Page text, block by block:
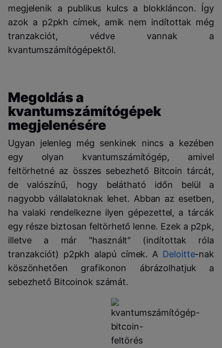
megjelenik a publikus kulcs a blokkláncon. Így
azok a p2pkh címek, amik nem indítottak még
tranzakciót, védve vannak a
kvantumszámítógépektől.
Megoldás a
kvantumszámítógépek
megjelenésére
Ugyan jelenleg még senkinek nincs a kezében
egy olyan kvantumszámítógép, amivel
feltörhetné az összes sebezhető Bitcoin tárcát,
de valószínű, hogy belátható időn belül a
nagyobb vállalatoknak lehet. Abban az esetben,
ha valaki rendelkezne ilyen gépezettel, a tárcák
egy része biztosan feltörhető lenne. Ezek a p2pk,
illetve a már "használt" (indítottak róla
tranzakciót) p2pkh alapú címek. A Deloitte-nak
köszönhetően grafikonon ábrázolhatjuk a
sebezhető Bitcoinok számát.